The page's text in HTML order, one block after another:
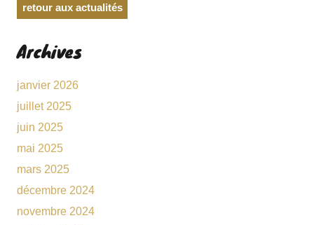
retour aux actualités
Archives
janvier 2026
juillet 2025
juin 2025
mai 2025
mars 2025
décembre 2024
novembre 2024